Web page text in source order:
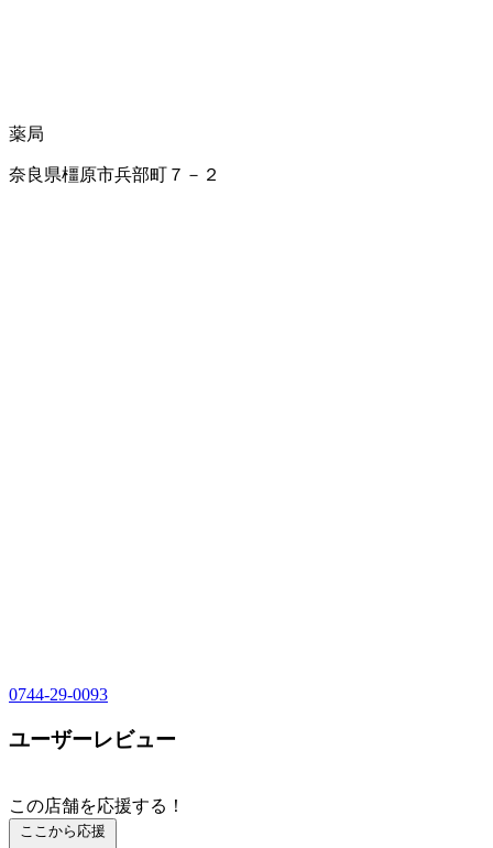
薬局
奈良県橿原市兵部町７－２
0744-29-0093
ユーザーレビュー
この店舗を応援する！
ここから応援